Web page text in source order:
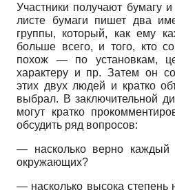
Участники получают бумагу
листе бумаги пишет два
группы, который, как ему
больше всего, и того, кто
похож — по установкам,
характеру и пр. Затем он
этих двух людей и кратко
выбрал. В заключительной
могут кратко
обсудить ряд вопросов:
— насколько верно каждый
окружающих?
— насколько высока степень